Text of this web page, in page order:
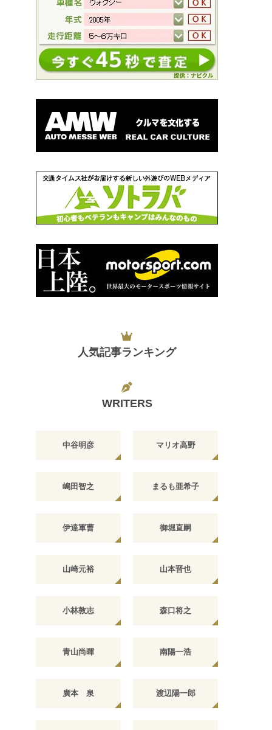
人気記事ランキング
WRITERS
中谷明彦 マリオ高野
嶋田智之 まるも亜希子
伊達軍曹 御堀直嗣
山崎元裕 山本晋也
小林敦志 森口将之
青山尚暉 南陽一浩
廣本 泉 渡辺陽一郎